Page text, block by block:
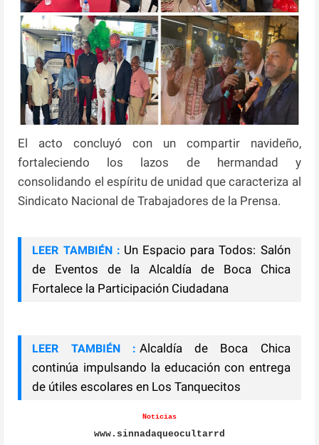
El acto concluyó con un compartir navideño,
fortaleciendo los lazos de hermandad y
consolidando el espíritu de unidad que caracteriza al
Sindicato Nacional de Trabajadores de la Prensa.
LEER TAMBIÉN : Un Espacio para Todos: Salón
de Eventos de la Alcaldía de Boca Chica
Fortalece la Participación Ciudadana
LEER TAMBIÉN : Alcaldía de Boca Chica
continúa impulsando la educación con entrega
de útiles escolares en Los Tanquecitos
Noticias
www.sinnadaqueocultarrd